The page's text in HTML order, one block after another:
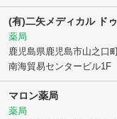
(有)二矢メディカル ド
薬局
鹿児島県鹿児島市山之口
南海貿易センタービル1F
マロン薬局
薬局